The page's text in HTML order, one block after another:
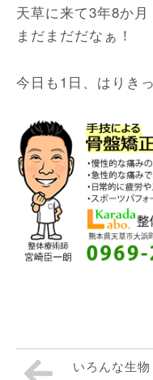
天草に来て3年8か月
まだまだだなぁ！
今日も1日、はりき
いろんな生物